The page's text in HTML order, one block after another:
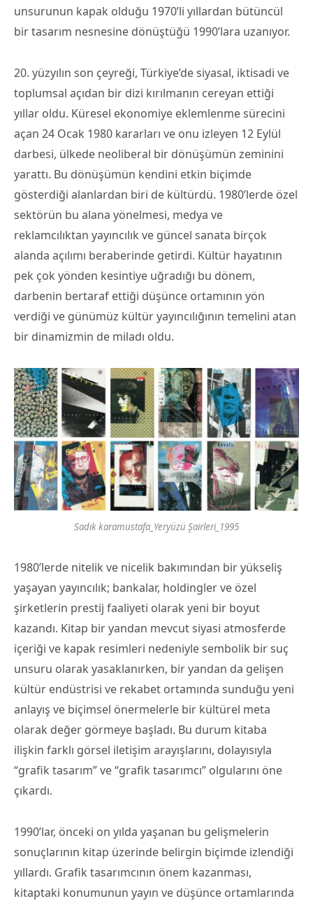
unsurunun kapak olduğu 1970’li yıllardan bütüncül
bir tasarım nesnesine dönüştüğü 1990’lara uzanıyor.
20. yüzyılın son çeyreği, Türkiye’de siyasal, iktisadi ve
toplumsal açıdan bir dizi kırılmanın cereyan ettiği
yıllar oldu. Küresel ekonomiye eklemlenme sürecini
açan 24 Ocak 1980 kararları ve onu izleyen 12 Eylül
darbesi, ülkede neoliberal bir dönüşümün zeminini
yarattı. Bu dönüşümün kendini etkin biçimde
gösterdiği alanlardan biri de kültürdü. 1980’lerde özel
sektörün bu alana yönelmesi, medya ve
reklamcılıktan yayıncılık ve güncel sanata birçok
alanda açılımı beraberinde getirdi. Kültür hayatının
pek çok yönden kesintiye uğradığı bu dönem,
darbenin bertaraf ettiği düşünce ortamının yön
verdiği ve günümüz kültür yayıncılığının temelini atan
bir dinamizmin de miladı oldu.
Sadık karamustafa_Yeryüzü Şairleri_1995
1980’lerde nitelik ve nicelik bakımından bir yükseliş
yaşayan yayıncılık; bankalar, holdingler ve özel
şirketlerin prestij faaliyeti olarak yeni bir boyut
kazandı. Kitap bir yandan mevcut siyasi atmosferde
içeriği ve kapak resimleri nedeniyle sembolik bir suç
unsuru olarak yasaklanırken, bir yandan da gelişen
kültür endüstrisi ve rekabet ortamında sunduğu yeni
anlayış ve biçimsel önermelerle bir kültürel meta
olarak değer görmeye başladı. Bu durum kitaba
ilişkin farklı görsel iletişim arayışlarını, dolayısıyla
“grafik tasarım” ve “grafik tasarımcı” olgularını öne
çıkardı.
1990’lar, önceki on yılda yaşanan bu gelişmelerin
sonuçlarının kitap üzerinde belirgin biçimde izlendiği
yıllardı. Grafik tasarımcının önem kazanması,
kitaptaki konumunun yayın ve düşünce ortamlarında